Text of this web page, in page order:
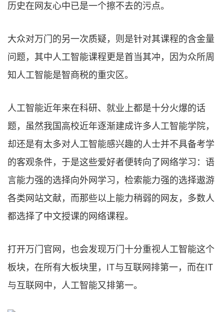
历史在网友心中已是一个擦不去的污点。
大众对万门的另一次质疑，则是针对其课程的含金量
问题，其中人工智能课程更是首当其冲，因为众所周
知人工智能是智商税的重灾区。
人工智能近年来在科研、就业上都是十分火爆的话
题，虽然我国高校近年逐渐建成许多人工智能学院，
却还是有太多对人工智能感兴趣的人士并不具备考学
的客观条件，于是这些爱好者便转向了网络学习：语
言能力强的选择向外网学习，检索能力强的选择遨游
各类网站文献，而那些以上能力稍弱的网友，多数人
都选择了中文授课的网络课程。
打开万门官网，也会发现万门十分重视人工智能这个
板块，在所有大板块里，IT与互联网排第一，而在IT
与互联网中，人工智能又排第一。